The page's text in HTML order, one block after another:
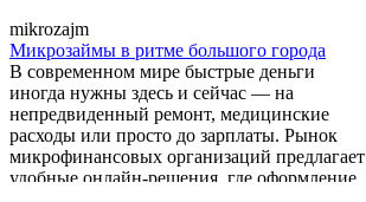
mikrozajm
Микрозаймы в ритме большого города
В современном мире быстрые деньги
иногда нужны здесь и сейчас — на
непредвиденный ремонт, медицинские
расходы или просто до зарплаты. Рынок
микрофинансовых организаций предлагает
удобные онлайн-решения, где оформление